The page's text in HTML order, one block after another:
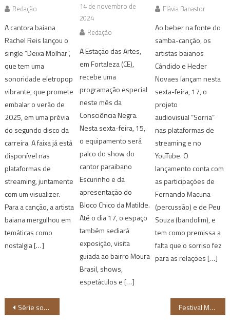
Redação
A cantora baiana
Rachel Reis lançou o
single “Deixa Molhar”,
que tem uma
sonoridade eletropop
vibrante, que promete
embalar o verão de
2025, em uma prévia
do segundo disco da
carreira. A faixa já está
disponível nas
plataformas de
streaming, juntamente
com um visualizer.
Para a canção, a artista
baiana mergulhou em
temáticas como
nostalgia […]
14 de novembro de
2024
Redação
A Estação das Artes,
em Fortaleza (CE),
recebe uma
programação especial
neste mês da
Consciência Negra.
Nesta sexta-feira, 15,
o equipamento será
palco do show do
cantor paraibano
Escurinho e da
apresentação do
Bloco Chico da Matilde.
Até o dia 17, o espaço
também sediará
exposição, visita
guiada ao bairro Moura
Brasil, shows,
espetáculos e […]
Flávia Banastor
Ao beber na fonte do
samba-canção, os
artistas baianos
Cândido e Heder
Novaes lançam nesta
sexta-feira, 17, o
projeto
audiovisual “Sorria”
nas plataformas de
streaming e no
YouTube. O
lançamento conta com
as participações de
Fernando Macuna
(percussão) e de Peu
Souza (bandolim), e
tem como premissa a
falta que o sorriso fez
para as relações […]
Navegação
Série sobre personagens negros do Brasil estreia na TV Cultura Festival Mungunzá celebra Dia da Consciência Negra com cultura afro-brasileira e quilombola